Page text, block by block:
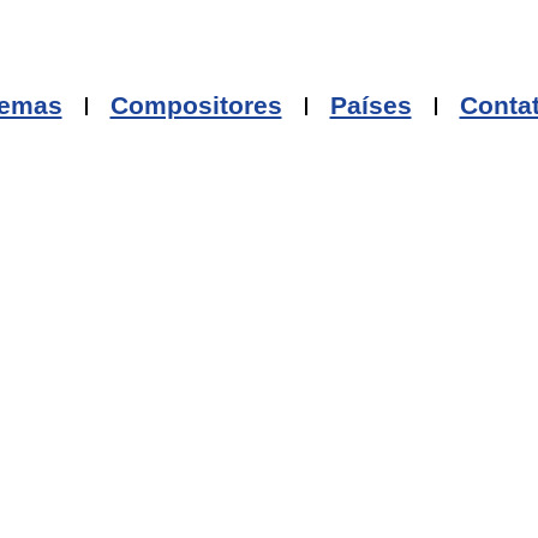
Compositores Países